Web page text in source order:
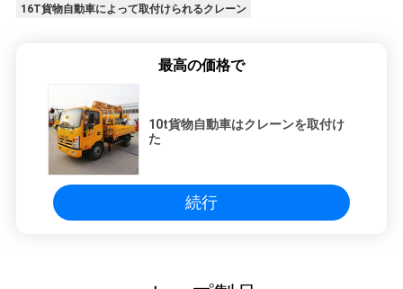
16T貨物自動車によって取付けられるクレーン
最高の価格で
10t貨物自動車はクレーンを取付け
た
続行